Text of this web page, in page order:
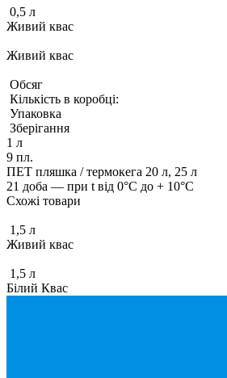
0,5 л
Живий квас
Живий квас
Обсяг
Кількість в коробці:
Упаковка
Зберігання
1 л
9 пл.
ПЕТ пляшка / термокега 20 л, 25 л
21 доба — при t від 0°С до + 10°С
Схожі товари
1,5 л
Живий квас
1,5 л
Білий Квас